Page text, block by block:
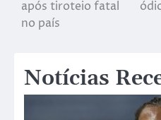
após tiroteio fatal
no país
Notícias